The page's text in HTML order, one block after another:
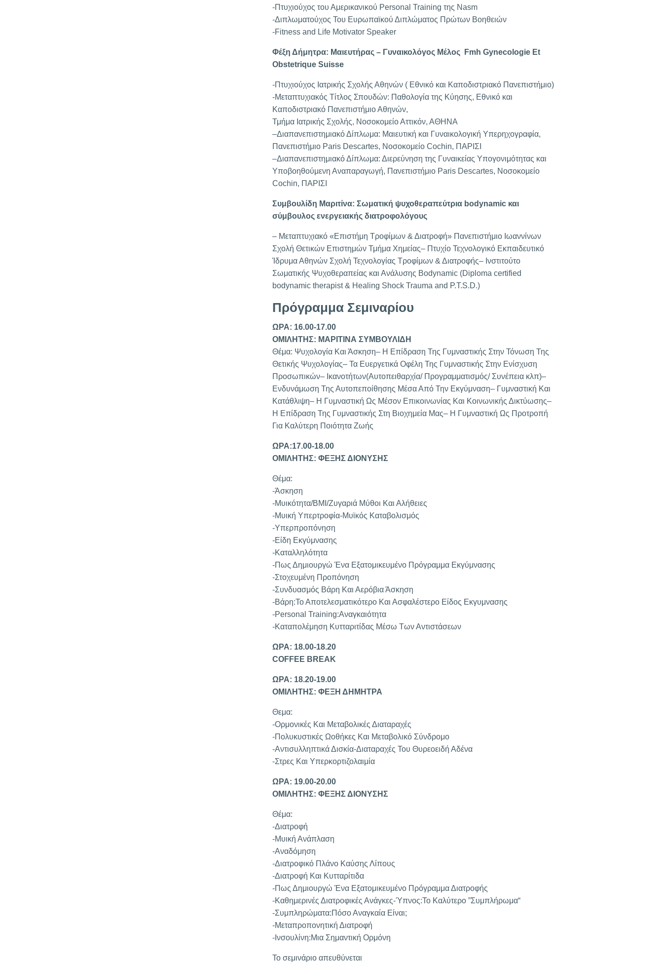
-Πτυχιούχος του Αμερικανικού Personal Training της Nasm
-Διπλωματούχος Του Ευρωπαϊκού Διπλώματος Πρώτων Βοηθειών
-Fitness and Life Motivator Speaker
Φέξη Δήμητρα: Μαιευτήρας – Γυναικολόγος Μέλος Fmh Gynecologie Et
Obstetrique Suisse
-Πτυχιούχος Ιατρικής Σχολής Αθηνών ( Εθνικό και Καποδιστριακό Πανεπιστήμιο)
-Μεταπτυχιακός Τίτλος Σπουδών: Παθολογία της Κύησης, Εθνικό και
Καποδιστριακό Πανεπιστήμιο Αθηνών,
Τμήμα Ιατρικής Σχολής, Νοσοκομείο Αττικόν, ΑΘΗΝΑ
–Διαπανεπιστημιακό Δίπλωμα: Μαιευτική και Γυναικολογική Υπερηχογραφία,
Πανεπιστήμιο Paris Descartes, Νοσοκομείο Cochin, ΠΑΡΙΣΙ
–Διαπανεπιστημιακό Δίπλωμα: Διερεύνηση της Γυναικείας Υπογονιμότητας και
Υποβοηθούμενη Αναπαραγωγή, Πανεπιστήμιο Paris Descartes, Νοσοκομείο
Cochin, ΠΑΡΙΣΙ
Συμβουλίδη Μαριτίνα: Σωματική ψυχοθεραπεύτρια bodynamic και
σύμβουλος ενεργειακής διατροφολόγους
– Μεταπτυχιακό «Επιστήμη Τροφίμων & Διατροφή» Πανεπιστήμιο Ιωαννίνων
Σχολή Θετικών Επιστημών Τμήμα Χημείας– Πτυχίο Τεχνολογικό Εκπαιδευτικό
Ίδρυμα Αθηνών Σχολή Τεχνολογίας Τροφίμων & Διατροφής– Ινστιτούτο
Σωματικής Ψυχοθεραπείας και Ανάλυσης Bodynamic (Diploma certified
bodynamic therapist & Healing Shock Trauma and P.T.S.D.)
Πρόγραμμα Σεμιναρίου
ΩΡΑ: 16.00-17.00
ΟΜΙΛΗΤΗΣ: ΜΑΡΙΤΙΝΑ ΣΥΜΒΟΥΛΙΔΗ
Θέμα: Ψυχολογία Και Άσκηση– Η Επίδραση Της Γυμναστικής Στην Τόνωση Της
Θετικής Ψυχολογίας– Τα Ευεργετικά Οφέλη Της Γυμναστικής Στην Ενίσχυση
Προσωπικών– Ικανοτήτων(Αυτοπειθαρχία/ Προγραμματισμός/ Συνέπεια κλπ)–
Ενδυνάμωση Της Αυτοπεποίθησης Μέσα Από Την Εκγύμναση– Γυμναστική Και
Κατάθλιψη– Η Γυμναστική Ως Μέσον Επικοινωνίας Και Κοινωνικής Δικτύωσης–
Η Επίδραση Της Γυμναστικής Στη Βιοχημεία Μας– Η Γυμναστική Ως Προτροπή
Για Καλύτερη Ποιότητα Ζωής
ΩΡΑ:17.00-18.00
ΟΜΙΛΗΤΗΣ: ΦΕΞΗΣ ΔΙΟΝΥΣΗΣ
Θέμα:
-Άσκηση
-Μυικότητα/BMI/Ζυγαριά Μύθοι Και Αλήθειες
-Μυική Υπερτροφία-Μυϊκός Καταβολισμός
-Υπερπροπόνηση
-Είδη Εκγύμνασης
-Καταλληλότητα
-Πως Δημιουργώ Ένα Εξατομικευμένο Πρόγραμμα Εκγύμνασης
-Στοχευμένη Προπόνηση
-Συνδυασμός Βάρη Και Αερόβια Άσκηση
-Βάρη:Το Αποτελεσματικότερο Και Ασφαλέστερο Είδος Εκγυμνασης
-Personal Training:Αναγκαιότητα
-Καταπολέμηση Κυτταριτίδας Μέσω Των Αντιστάσεων
ΩΡΑ: 18.00-18.20
COFFEE BREAK
ΩΡΑ: 18.20-19.00
ΟΜΙΛΗΤΗΣ: ΦΕΞΗ ΔΗΜΗΤΡΑ
Θεμα:
-Ορμονικές Και Μεταβολικές Διαταραχές
-Πολυκυστικές Ωοθήκες Και Μεταβολικό Σύνδρομο
-Αντισυλληπτικά Δισκία-Διαταραχές Του Θυρεοειδή Αδένα
-Στρες Και Υπερκορτιζολαιμία
ΩΡΑ: 19.00-20.00
ΟΜΙΛΗΤΗΣ: ΦΕΞΗΣ ΔΙΟΝΥΣΗΣ
Θέμα:
-Διατροφή
-Μυική Ανάπλαση
-Αναδόμηση
-Διατροφικό Πλάνο Καύσης Λίπους
-Διατροφή Και Κυτταρίτιδα
-Πως Δημιουργώ Ένα Εξατομικευμένο Πρόγραμμα Διατροφής
-Καθημερινές Διατροφικές Ανάγκες-Ύπνος:Το Καλύτερο ”Συμπλήρωμα“
-Συμπληρώματα:Πόσο Αναγκαία Είναι;
-Μεταπροπονητική Διατροφή
-Ινσουλίνη:Μια Σημαντική Ορμόνη
Το σεμινάριο απευθύνεται